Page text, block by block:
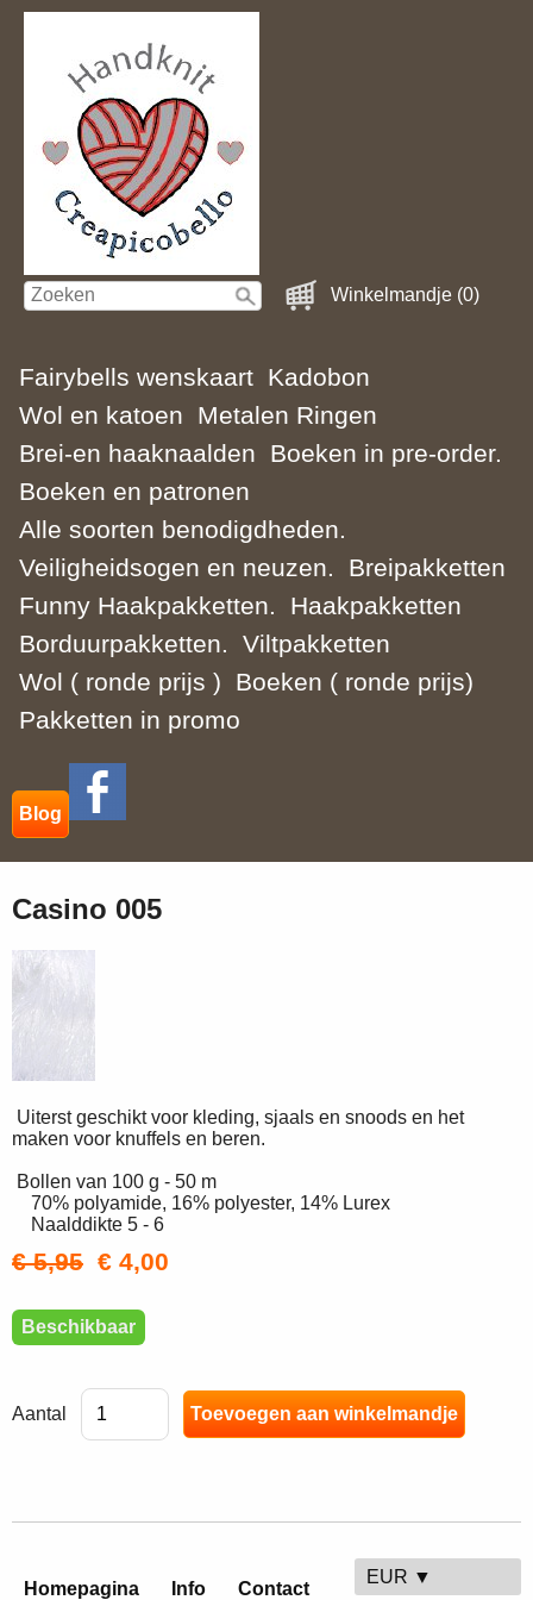
Winkelmandje (0)
Fairybells wenskaart Kadobon
Wol en katoen
Metalen Ringen
Brei-en haaknaalden
Boeken in pre-order.
Boeken en patronen
Alle soorten benodigdheden.
Veiligheidsogen en neuzen.
Breipakketten
Funny Haakpakketten.
Haakpakketten
Borduurpakketten.
Viltpakketten
Wol ( ronde prijs )
Boeken ( ronde prijs)
Pakketten in promo
Blog
Casino 005
Uiterst geschikt voor kleding, sjaals en snoods en het
maken voor knuffels en beren.
Bollen van 100 g - 50 m
70% polyamide, 16% polyester, 14% Lurex
Naalddikte 5 - 6
€ 5,95 € 4,00
Beschikbaar
Aantal
Homepagina Info Contact
EUR ▼